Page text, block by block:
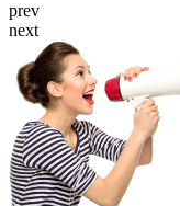
prev
next